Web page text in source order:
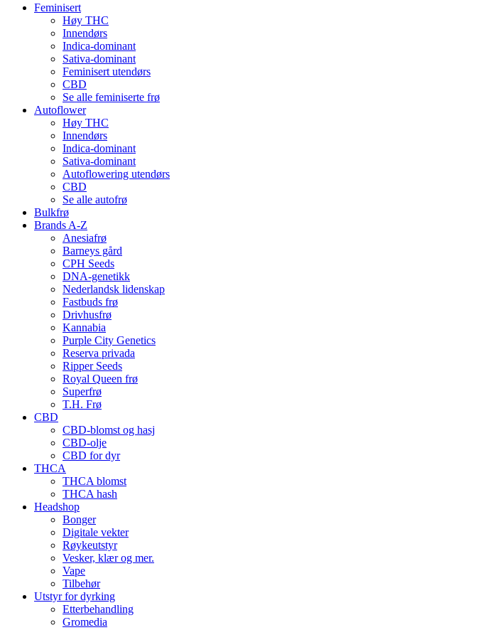
Feminisert
Høy THC
Innendørs
Indica-dominant
Sativa-dominant
Feminisert utendørs
CBD
Se alle feminiserte frø
Autoflower
Høy THC
Innendørs
Indica-dominant
Sativa-dominant
Autoflowering utendørs
CBD
Se alle autofrø
Bulkfrø
Brands A-Z
Anesiafrø
Barneys gård
CPH Seeds
DNA-genetikk
Nederlandsk lidenskap
Fastbuds frø
Drivhusfrø
Kannabia
Purple City Genetics
Reserva privada
Ripper Seeds
Royal Queen frø
Superfrø
T.H. Frø
CBD
CBD-blomst og hasj
CBD-olje
CBD for dyr
THCA
THCA blomst
THCA hash
Headshop
Bonger
Digitale vekter
Røykeutstyr
Vesker, klær og mer.
Vape
Tilbehør
Utstyr for dyrking
Etterbehandling
Gromedia